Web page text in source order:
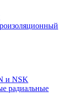
и NSK
радиальные